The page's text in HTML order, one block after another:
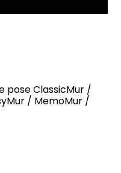
pose ClassicMur /
/ MemoMur /